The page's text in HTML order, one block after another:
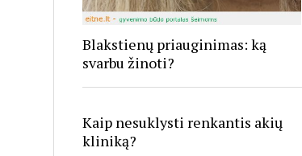
Blakstienų priauginimas: ką
svarbu žinoti?
Kaip nesuklysti renkantis akių
kliniką?